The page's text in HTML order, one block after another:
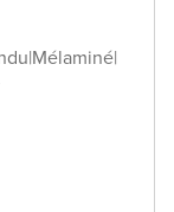
|Mélaminé|